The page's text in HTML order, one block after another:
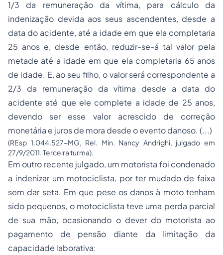
1/3 da remuneração da vítima, para cálculo da
indenização devida aos seus ascendentes, desde a
data do acidente, até a idade em que ela completaria
25 anos e, desde então, reduzir-se-á tal valor pela
metade até a idade em que ela completaria 65 anos
de idade. E, ao seu filho, o valor será correspondente a
2/3 da remuneração da vítima desde a data do
acidente até que ele complete a idade de 25 anos,
devendo ser esse valor acrescido de correção
monetária e juros de mora desde o evento danoso. (...)
(REsp 1.044.527-MG, Rel. Min. Nancy Andrighi, julgado em
27/9/2011. Terceira turma).
Em outro recente julgado, um motorista foi condenado
a indenizar um motociclista, por ter mudado de faixa
sem dar seta. Em que pese os danos à moto tenham
sido pequenos, o motociclista teve uma perda parcial
de sua mão, ocasionando o dever do motorista ao
pagamento de pensão diante da limitação da
capacidade laborativa: